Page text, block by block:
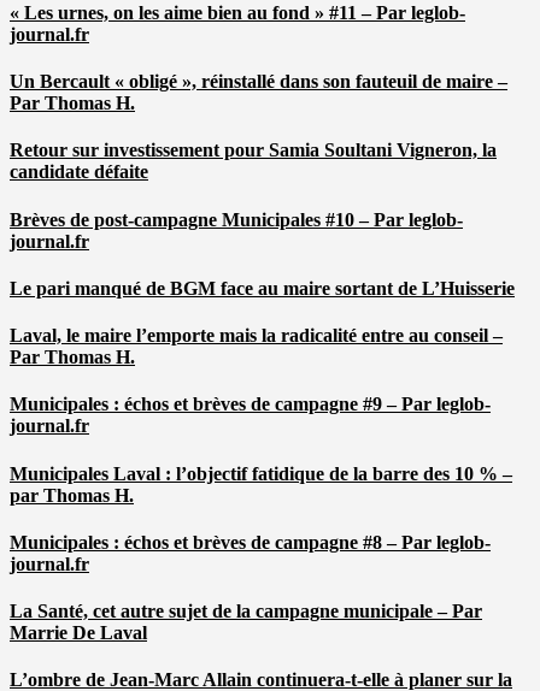
« Les urnes, on les aime bien au fond » #11 – Par leglob-
journal.fr
Un Bercault « obligé », réinstallé dans son fauteuil de maire –
Par Thomas H.
Retour sur investissement pour Samia Soultani Vigneron, la
candidate défaite
Brèves de post-campagne Municipales #10 – Par leglob-
journal.fr
Le pari manqué de BGM face au maire sortant de L’Huisserie
Laval, le maire l’emporte mais la radicalité entre au conseil –
Par Thomas H.
Municipales : échos et brèves de campagne #9 – Par leglob-
journal.fr
Municipales Laval : l’objectif fatidique de la barre des 10 % –
par Thomas H.
Municipales : échos et brèves de campagne #8 – Par leglob-
journal.fr
La Santé, cet autre sujet de la campagne municipale – Par
Marrie De Laval
L’ombre de Jean-Marc Allain continuera-t-elle à planer sur la